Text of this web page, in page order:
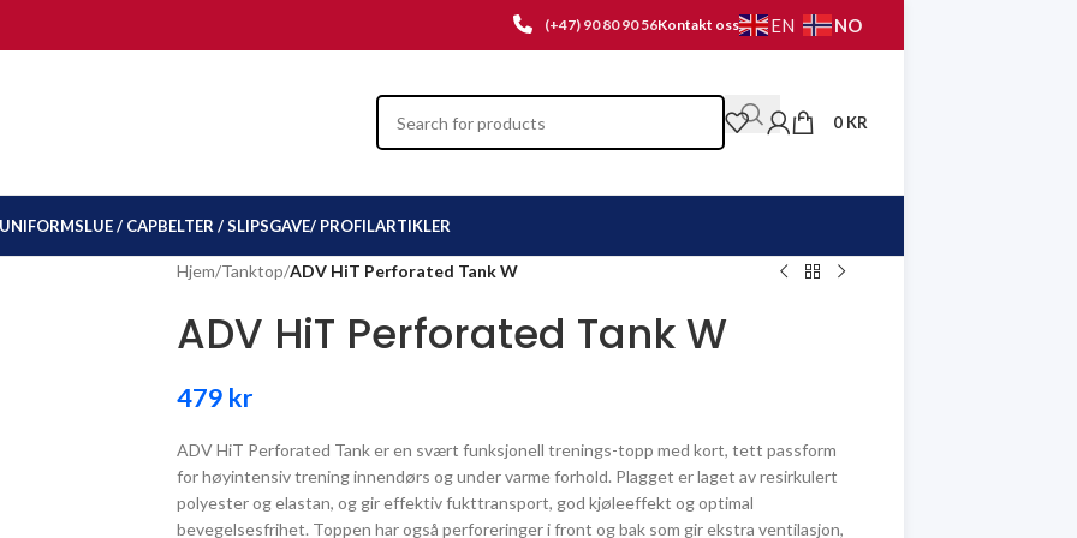
(+47) 90 80 90 56Kontakt oss EN NO
0 KR
UNIFORMSLUE / CAPBELTER / SLIPSGAVE/ PROFILARTIKLER
Hjem/Tanktop/ADV HiT Perforated Tank W
ADV HiT Perforated Tank W
479 kr
ADV HiT Perforated Tank er en svært funksjonell trenings-topp med kort, tett passform
for høyintensiv trening innendørs og under varme forhold. Plagget er laget av resirkulert
polyester og elastan, og gir effektiv fukttransport, god kjøleeffekt og optimal
bevegelsesfrihet. Toppen har også perforeringer i front og bak som gir ekstra ventilasjon,